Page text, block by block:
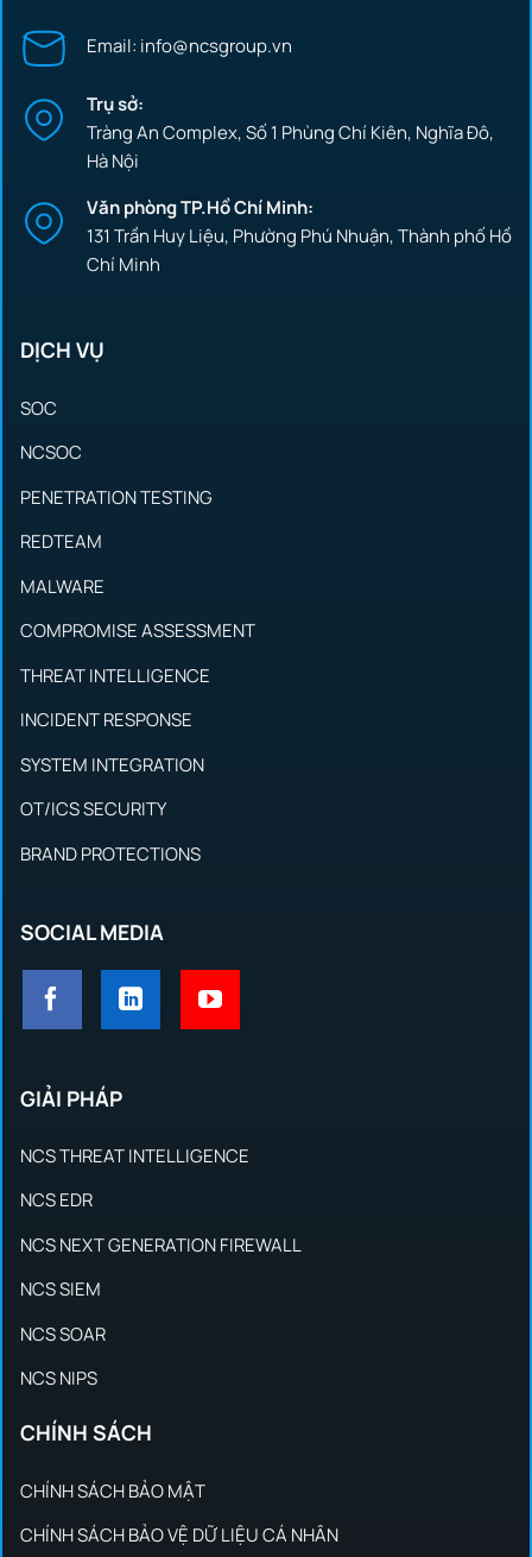
Email: info@ncsgroup.vn
Trụ sở:
Tràng An Complex, Số 1 Phùng Chí Kiên, Nghĩa Đô,
Hà Nội
Văn phòng TP.Hồ Chí Minh:
131 Trần Huy Liệu, Phường Phú Nhuận, Thành phố Hồ
Chí Minh
DỊCH VỤ
SOC
NCSOC
PENETRATION TESTING
REDTEAM
MALWARE
COMPROMISE ASSESSMENT
THREAT INTELLIGENCE
INCIDENT RESPONSE
SYSTEM INTEGRATION
OT/ICS SECURITY
BRAND PROTECTIONS
SOCIAL MEDIA
GIẢI PHÁP
NCS THREAT INTELLIGENCE
NCS EDR
NCS NEXT GENERATION FIREWALL
NCS SIEM
NCS SOAR
NCS NIPS
CHÍNH SÁCH
CHÍNH SÁCH BẢO MẬT
CHÍNH SÁCH BẢO VỆ DỮ LIỆU CÁ NHÂN